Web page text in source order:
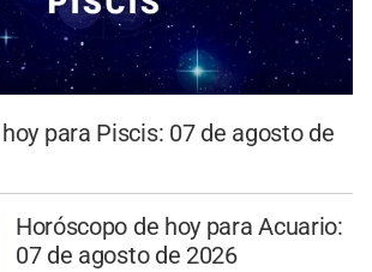
para Piscis: 07 de agosto de
Horóscopo de hoy para Acuario:
07 de agosto de 2026